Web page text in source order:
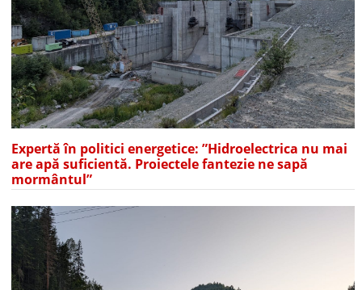
Expertă în politici energetice: ”Hidroelectrica nu mai
are apă suficientă. Proiectele fantezie ne sapă
mormântul”